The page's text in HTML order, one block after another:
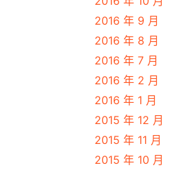
2016 年 9 月
2016 年 8 月
2016 年 7 月
2016 年 2 月
2016 年 1 月
2015 年 12 月
2015 年 11 月
2015 年 10 月